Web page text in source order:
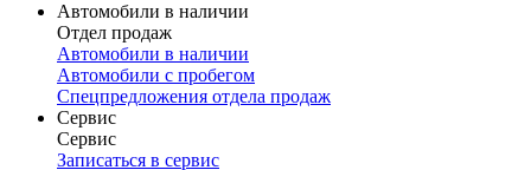
Автомобили в наличии
Отдел продаж
Автомобили в наличии
Автомобили с пробегом
Спецпредложения отдела продаж
Сервис
Сервис
Записаться в сервис